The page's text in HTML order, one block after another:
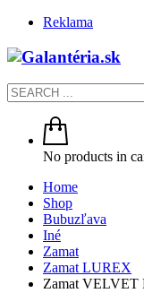
Reklama
No products in
Home
Shop
Bubuzľava
Iné
Zamat
Zamat LUREX
Zamat VELVET